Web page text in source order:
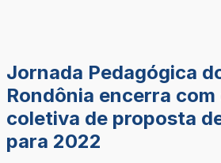
Jornada Pedagógica
Rondônia encerra
coletiva de proposta
para 2022